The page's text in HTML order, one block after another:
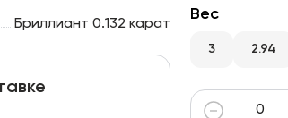
Бриллиант 0.132 карат
Вес
3 2.94